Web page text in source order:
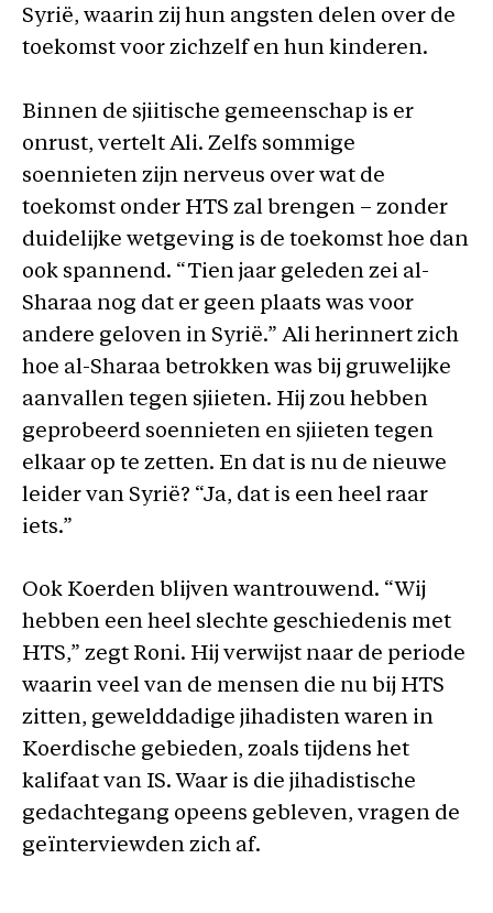
Syrië, waarin zij hun angsten delen over de
toekomst voor zichzelf en hun kinderen.
Binnen de sjiitische gemeenschap is er
onrust, vertelt Ali. Zelfs sommige
soennieten zijn nerveus over wat de
toekomst onder HTS zal brengen – zonder
duidelijke wetgeving is de toekomst hoe dan
ook spannend. “Tien jaar geleden zei al-
Sharaa nog dat er geen plaats was voor
andere geloven in Syrië.” Ali herinnert zich
hoe al-Sharaa betrokken was bij gruwelijke
aanvallen tegen sjiieten. Hij zou hebben
geprobeerd soennieten en sjiieten tegen
elkaar op te zetten. En dat is nu de nieuwe
leider van Syrië? “Ja, dat is een heel raar
iets.”
Ook Koerden blijven wantrouwend. “Wij
hebben een heel slechte geschiedenis met
HTS,” zegt Roni. Hij verwijst naar de periode
waarin veel van de mensen die nu bij HTS
zitten, gewelddadige jihadisten waren in
Koerdische gebieden, zoals tijdens het
kalifaat van IS. Waar is die jihadistische
gedachtegang opeens gebleven, vragen de
geïnterviewden zich af.